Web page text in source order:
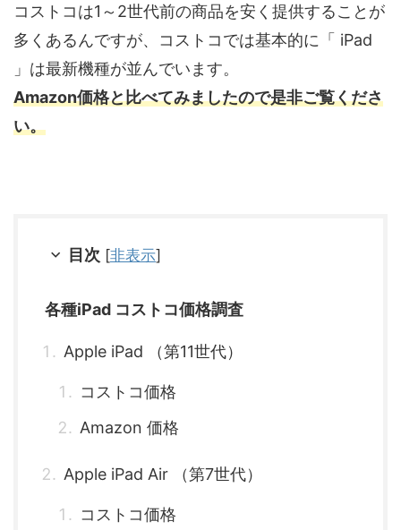
コストコは1～2世代前の商品を安く提供することが
多くあるんですが、コストコでは基本的に「 iPad
」は最新機種が並んでいます。
Amazon価格と比べてみましたので是非ご覧くださ
い。
目次 [非表示]
各種iPad コストコ価格調査
Apple iPad （第11世代）
コストコ価格
Amazon 価格
Apple iPad Air （第7世代）
コストコ価格